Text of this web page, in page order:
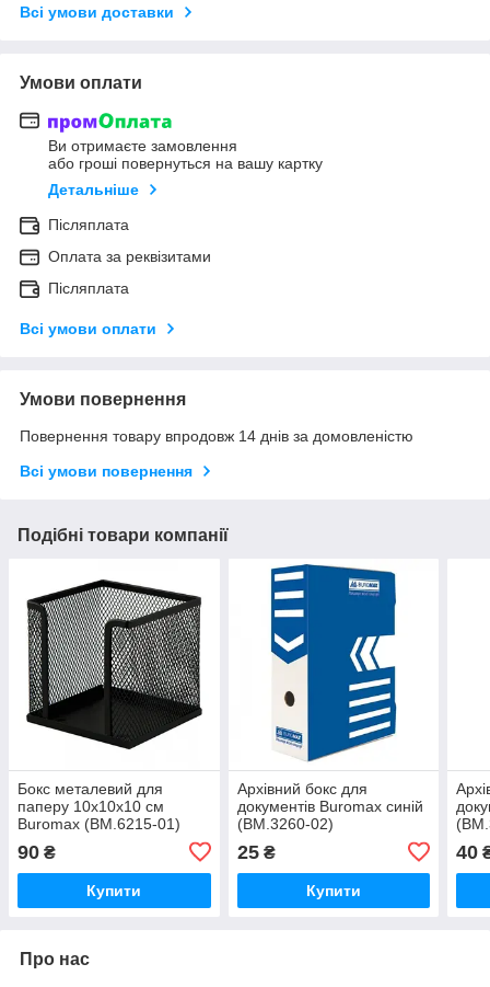
Всі умови доставки
Умови оплати
Ви отримаєте замовлення
або гроші повернуться на вашу картку
Детальніше
Післяплата
Оплата за реквізитами
Післяплата
Всі умови оплати
Умови повернення
Повернення товару впродовж 14 днів за домовленістю
Всі умови повернення
Подібні товари компанії
Бокс металевий для
паперу 10х10х10 см
Buromax (BM.6215-01)
90 ₴
Купити
Архівний бокс для
документів Buromax синій
(BM.3260-02)
25₴
Купити
40
Про нас